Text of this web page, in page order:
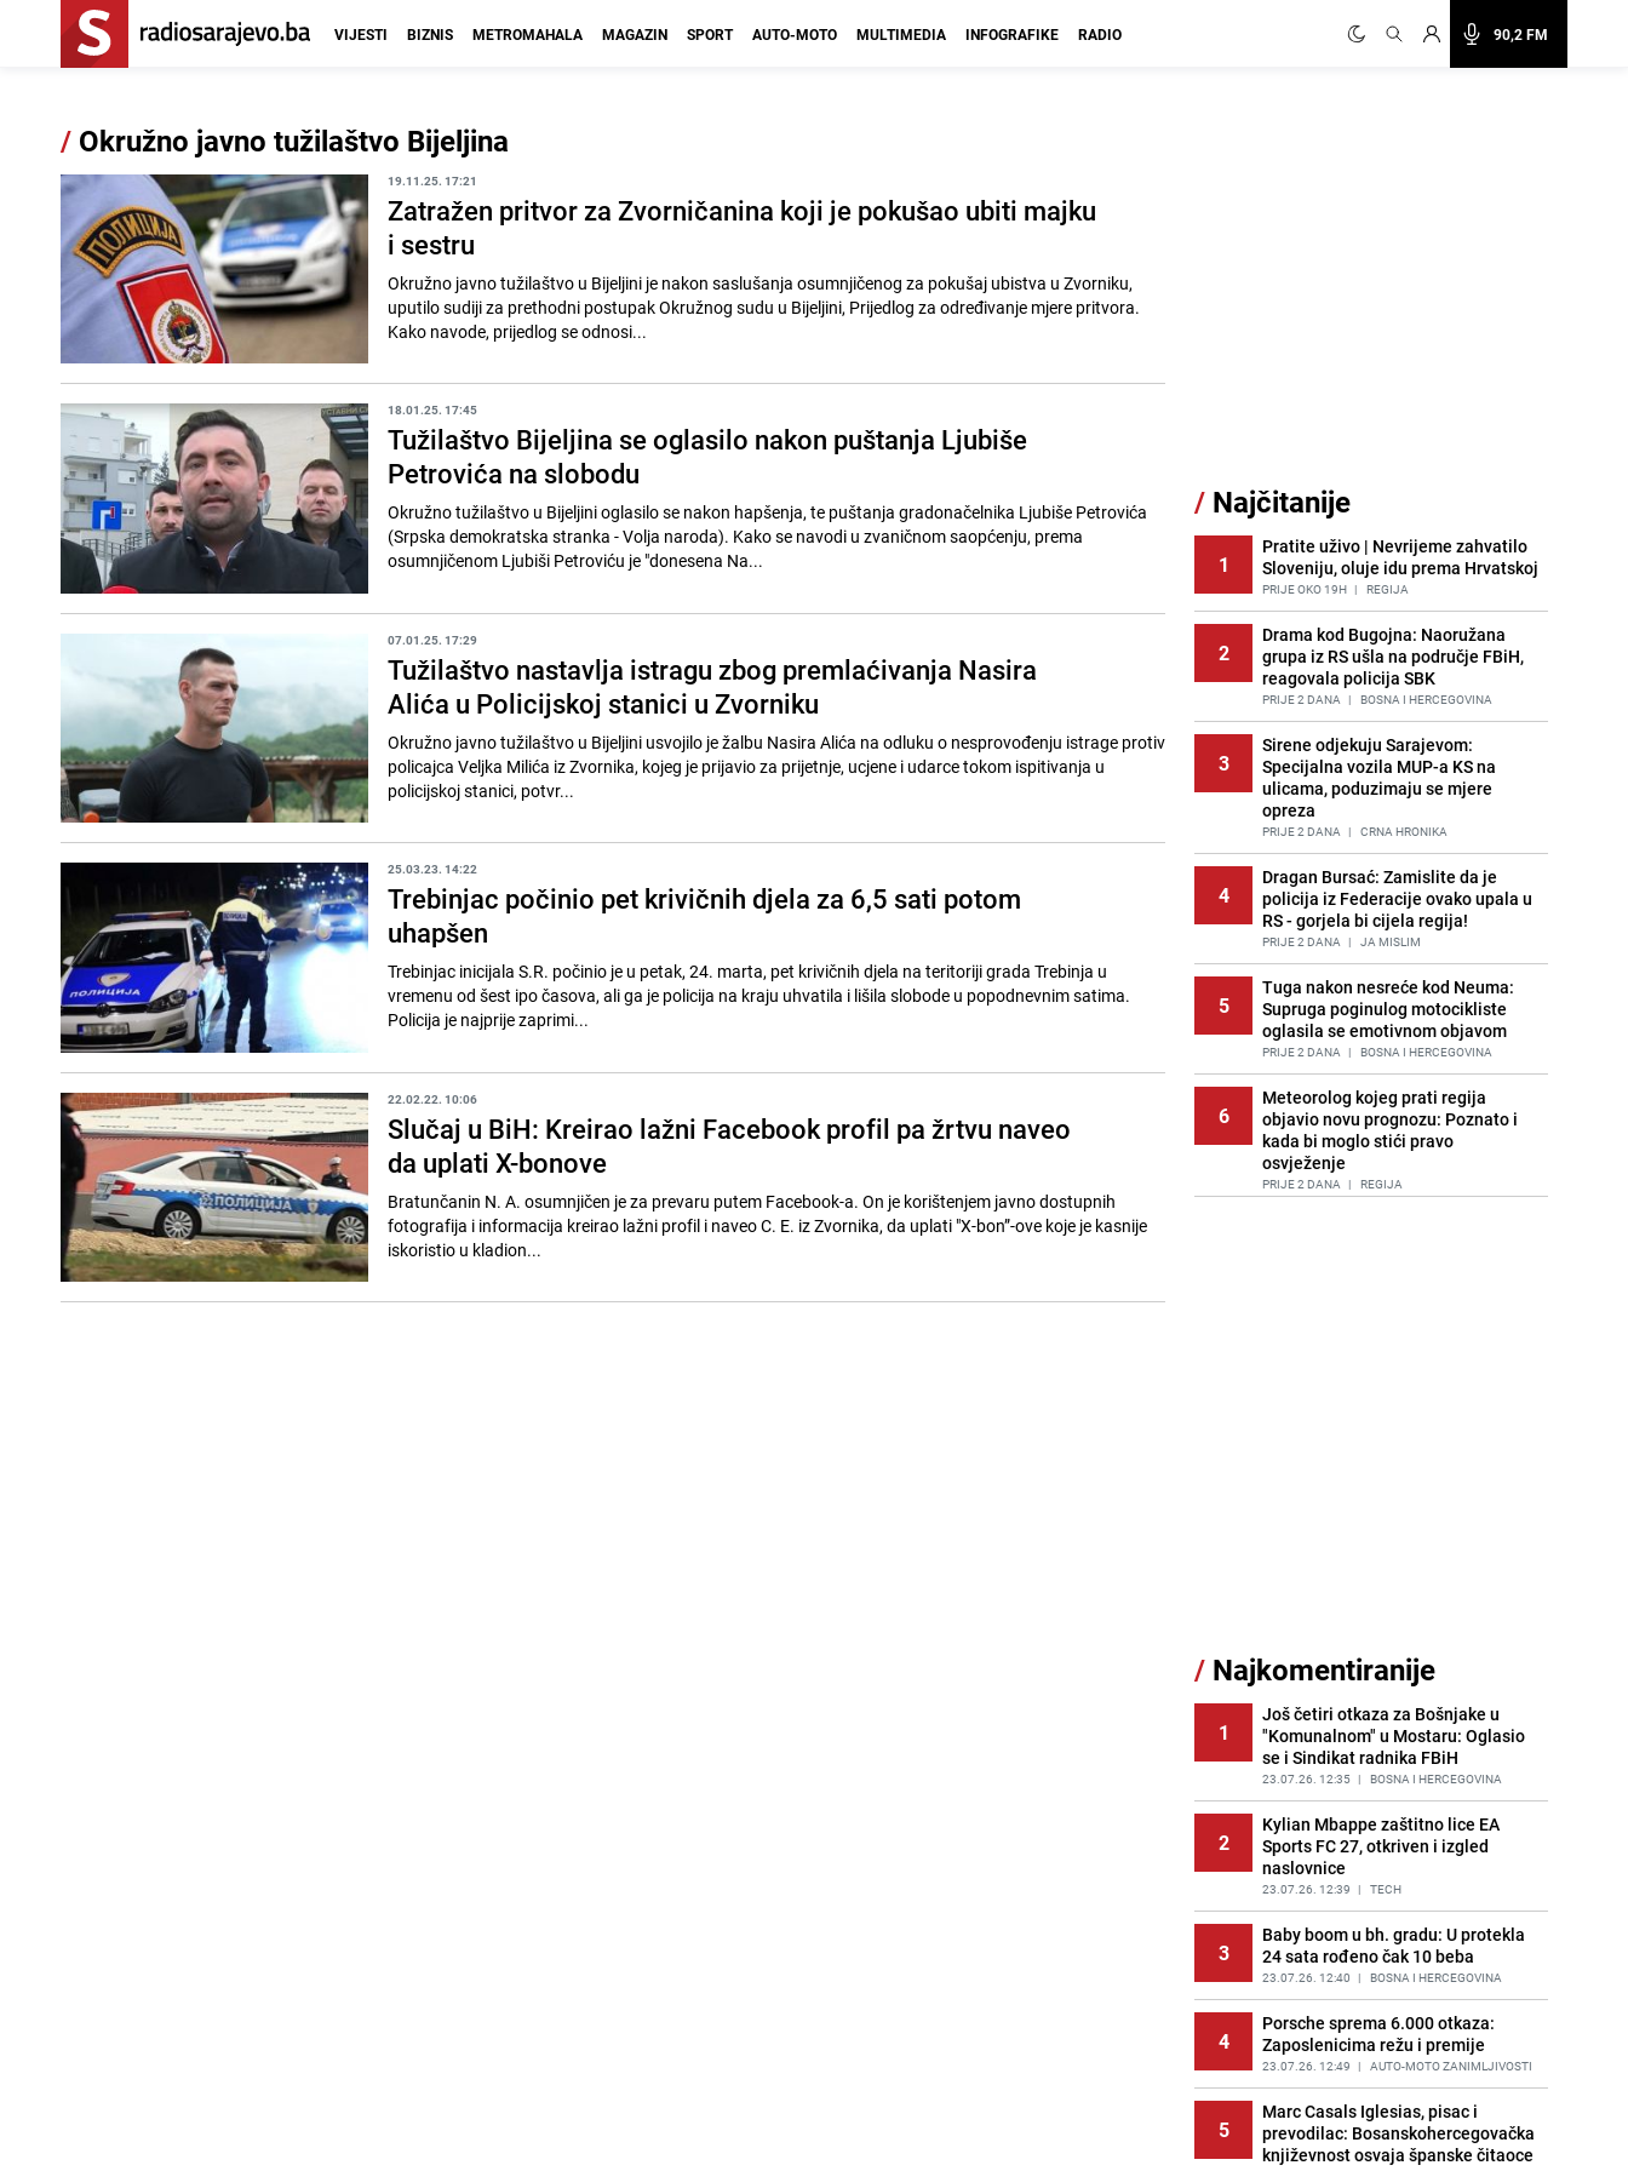
90,2 FM
VIJESTI BIZNIS METROMAHALA MAGAZIN SPORT AUTO-MOTO MULTIMEDIA INFOGRAFIKE RADIO
/ Okružno javno tužilaštvo Bijeljina
19.11.25. 17:21
Zatražen pritvor za Zvorničanina koji je pokušao ubiti majku
i sestru
Okružno javno tužilaštvo u Bijeljini je nakon saslušanja osumnjičenog za pokušaj ubistva u Zvorniku,
uputilo sudiji za prethodni postupak Okružnog sudu u Bijeljini, Prijedlog za određivanje mjere pritvora.
Kako navode, prijedlog se odnosi...
18.01.25. 17:45
Tužilaštvo Bijeljina se oglasilo nakon puštanja Ljubiše
Petrovića na slobodu
Okružno tužilaštvo u Bijeljini oglasilo se nakon hapšenja, te puštanja gradonačelnika Ljubiše Petrovića
(Srpska demokratska stranka - Volja naroda). Kako se navodi u zvaničnom saopćenju, prema
osumnjičenom Ljubiši Petroviću je "donesena Na...
07.01.25. 17:29
Tužilaštvo nastavlja istragu zbog premlaćivanja Nasira
Alića u Policijskoj stanici u Zvorniku
Okružno javno tužilaštvo u Bijeljini usvojilo je žalbu Nasira Alića na odluku o nesprovođenju istrage protiv
policajca Veljka Milića iz Zvornika, kojeg je prijavio za prijetnje, ucjene i udarce tokom ispitivanja u
policijskoj stanici, potvr...
25.03.23. 14:22
Trebinjac počinio pet krivičnih djela za 6,5 sati potom
uhapšen
Trebinjac inicijala S.R. počinio je u petak, 24. marta, pet krivičnih djela na teritoriji grada Trebinja u
vremenu od šest ipo časova, ali ga je policija na kraju uhvatila i lišila slobode u popodnevnim satima.
Policija je najprije zaprimi...
22.02.22. 10:06
Slučaj u BiH: Kreirao lažni Facebook profil pa žrtvu naveo
da uplati X-bonove
Bratunčanin N. A. osumnjičen je za prevaru putem Facebook-a. On je korištenjem javno dostupnih
fotografija i informacija kreirao lažni profil i naveo C. E. iz Zvornika, da uplati "X-bon”-ove koje je kasnije
iskoristio u kladion...
/ Najčitanije
1
Pratite uživo | Nevrijeme zahvatilo
Sloveniju, oluje idu prema Hrvatskoj
PRIJE OKO 19H | REGIJA
2
Drama kod Bugojna: Naoružana
grupa iz RS ušla na područje FBiH,
reagovala policija SBK
PRIJE 2 DANA | BOSNA I HERCEGOVINA
3
Sirene odjekuju Sarajevom:
Specijalna vozila MUP-a KS na
ulicama, poduzimaju se mjere
opreza
PRIJE 2 DANA | CRNA HRONIKA
4
Dragan Bursać: Zamislite da je
policija iz Federacije ovako upala u
RS - gorjela bi cijela regija!
PRIJE 2 DANA | JA MISLIM
5
Tuga nakon nesreće kod Neuma:
Supruga poginulog motocikliste
oglasila se emotivnom objavom
PRIJE 2 DANA | BOSNA I HERCEGOVINA
6
Meteorolog kojeg prati regija
objavio novu prognozu: Poznato i
kada bi moglo stići pravo
osvježenje
PRIJE 2 DANA | REGIJA
11
naselju Vraca? Policija zaprimila
dojavu, izašli na teren
PRIJE 2 DANA | CRNA HRONIKA
Znate li šta Dino Merlin pojede prije
izlaska na scenu? Njegov ritual
iznenadio mnoge
PRIJE 1 DAN | SHOWBIZ
Nastavak provokacija: MUP RS
oduzeo zastavu s ljiljanima i
sankcionisao vozača iz Bosanskog
Novog
PRIJE 1 DAN | BOSNA I HERCEGOVINA
14
Pojavili su vam se mravi u kući? Bez
brige, ovo su najbolji načini da ih se
riješite
PRIJE 2 DANA | ŽIVOT I STIL
15
Kako izgleda travnjak stadiona
Koševo nakon tri koncerta Dine
Merlina
/ Najkomentiranije
1
Još četiri otkaza za Bošnjake u
"Komunalnom" u Mostaru: Oglasio
se i Sindikat radnika FBiH
23.07.26. 12:35 | BOSNA I HERCEGOVINA
2
Kylian Mbappe zaštitno lice EA
Sports FC 27, otkriven i izgled
naslovnice
23.07.26. 12:39 | TECH
3
Baby boom u bh. gradu: U protekla
24 sata rođeno čak 10 beba
23.07.26. 12:40 | BOSNA I HERCEGOVINA
4
Porsche sprema 6.000 otkaza:
Zaposlenicima režu i premije
23.07.26. 12:49 | AUTO-MOTO ZANIMLJIVOSTI
5
Marc Casals Iglesias, pisac i
prevodilac: Bosanskohercegovačka
književnost osvaja španske čitaoce